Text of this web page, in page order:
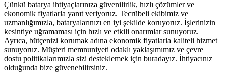
Çünkü batarya ihtiyaçlarınıza güvenilirlik, hızlı çözümler ve
ekonomik fiyatlarla yanıt veriyoruz. Tecrübeli ekibimiz ve
uzmanlığımızla, bataryalarınızı en iyi şekilde koruyoruz. İşlerinizin
kesintiye uğramaması için hızlı ve etkili onarımlar sunuyoruz.
Ayrıca, bütçenizi korumak adına ekonomik fiyatlarla kaliteli hizmet
sunuyoruz. Müşteri memnuniyeti odaklı yaklaşımımız ve çevre
dostu politikalarımızla sizi desteklemek için buradayız. İhtiyacınız
olduğunda bize güvenebilirsiniz.